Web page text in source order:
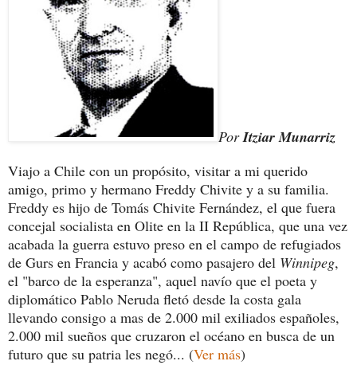
PorItziar Munarriz
Viajo a Chile con un propósito, visitar a mi querido
amigo, primo y hermano Freddy Chivite y a su familia.
Freddy es hijo de Tomás Chivite Fernández, el que fuera
concejal socialista en Olite en la II República, que una vez
acabada la guerra estuvo preso en el campo de refugiados
de Gurs en Francia y acabó como pasajero del Winnipeg,
el "barco de la esperanza", aquel navío que el poeta y
diplomático Pablo Neruda fletó desde la costa gala
llevando consigo a mas de 2.000 mil exiliados españoles,
2.000 mil sueños que cruzaron el océano en busca de un
futuro que su patria les negó... (Ver más)